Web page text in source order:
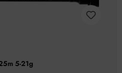
5-21g